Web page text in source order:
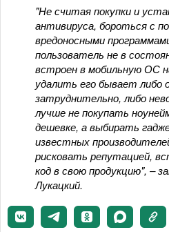
"Не считая покупки и
антивируса, бороться с
вредоносными
пользователь не в
встроен в мобильную ОС
удалить его бывает либо
затруднительно, либо
лучше не покупать
дешевке, а выбирать
известных
рисковать репутацией,
код в свою продукцию", –
Лукацкий.